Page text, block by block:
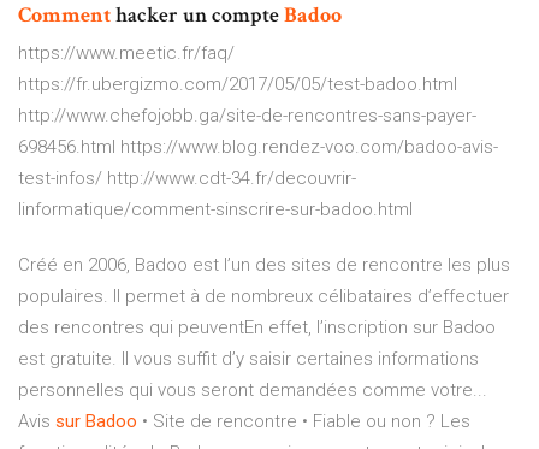
Commenthacker un compteBadoo
https://www.meetic.fr/faq/
https://fr.ubergizmo.com/2017/05/05/test-badoo.html
http://www.chefojobb.ga/site-de-rencontres-sans-payer-
698456.html https://www.blog.rendez-voo.com/badoo-avis-
test-infos/ http://www.cdt-34.fr/decouvrir-
linformatique/comment-sinscrire-sur-badoo.html
Créé en 2006, Badoo est l’un des sites de rencontre les plus
populaires. Il permet à de nombreux célibataires d’effectuer
des rencontres qui peuventEn effet, l’inscription sur Badoo
est gratuite. Il vous suffit d’y saisir certaines informations
personnelles qui vous seront demandées comme votre...
Avis sur Badoo • Site de rencontre • Fiable ou non ? Les